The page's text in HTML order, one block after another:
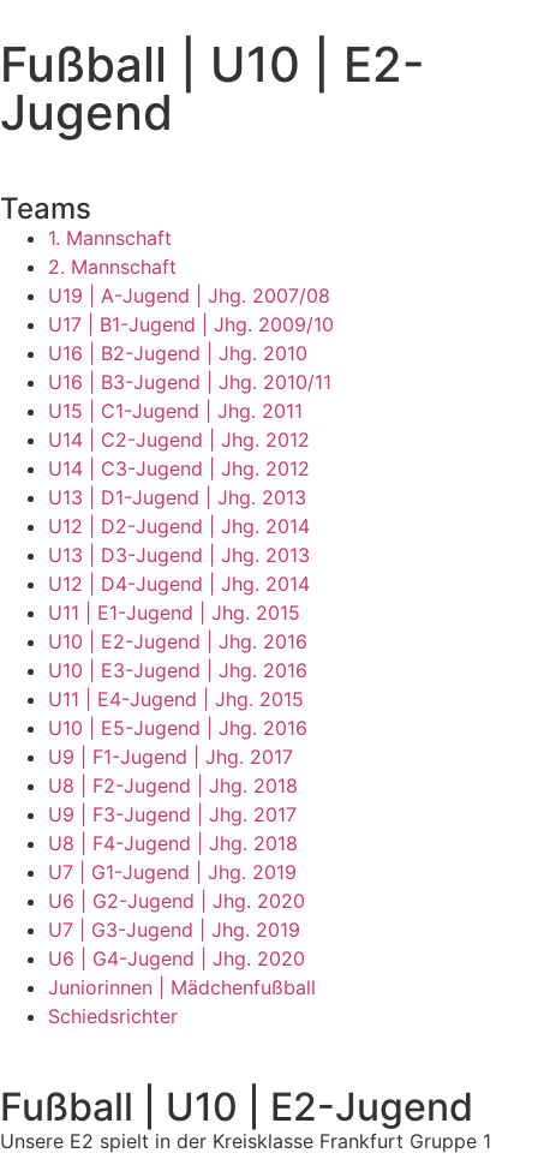
Fußball | U10 | E2-
Jugend
Teams
1. Mannschaft
2. Mannschaft
U19 | A-Jugend | Jhg. 2007/08
U17 | B1-Jugend | Jhg. 2009/10
U16 | B2-Jugend | Jhg. 2010
U16 | B3-Jugend | Jhg. 2010/11
U15 | C1-Jugend | Jhg. 2011
U14 | C2-Jugend | Jhg. 2012
U14 | C3-Jugend | Jhg. 2012
U13 | D1-Jugend | Jhg. 2013
U12 | D2-Jugend | Jhg. 2014
U13 | D3-Jugend | Jhg. 2013
U12 | D4-Jugend | Jhg. 2014
U11 | E1-Jugend | Jhg. 2015
U10 | E2-Jugend | Jhg. 2016
U10 | E3-Jugend | Jhg. 2016
U11 | E4-Jugend | Jhg. 2015
U10 | E5-Jugend | Jhg. 2016
U9 | F1-Jugend | Jhg. 2017
U8 | F2-Jugend | Jhg. 2018
U9 | F3-Jugend | Jhg. 2017
U8 | F4-Jugend | Jhg. 2018
U7 | G1-Jugend | Jhg. 2019
U6 | G2-Jugend | Jhg. 2020
U7 | G3-Jugend | Jhg. 2019
U6 | G4-Jugend | Jhg. 2020
Juniorinnen | Mädchenfußball
Schiedsrichter
Fußball | U10 | E2-Jugend
Unsere E2 spielt in der Kreisklasse Frankfurt Gruppe 1